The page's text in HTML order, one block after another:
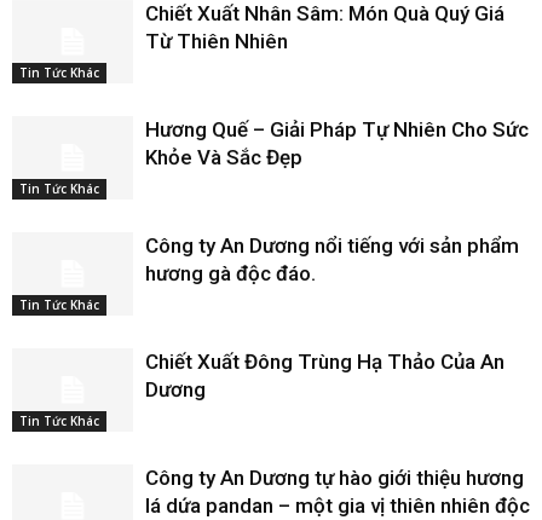
Tin Tức Khác
Chiết Xuất Nhân Sâm: Món Quà Quý Giá
Từ Thiên Nhiên
Tin Tức Khác
Hương Quế – Giải Pháp Tự Nhiên Cho Sức
Khỏe Và Sắc Đẹp
Tin Tức Khác
Công ty An Dương nổi tiếng với sản phẩm
hương gà độc đáo.
Tin Tức Khác
Chiết Xuất Đông Trùng Hạ Thảo Của An
Dương
Công ty An Dương tự hào giới thiệu hương
lá dứa pandan – một gia vị thiên nhiên độc